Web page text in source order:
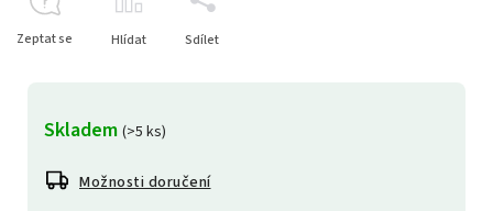
Skladem (>5 ks)
Možnosti doručení
Zeptat se Hlídat Sdílet